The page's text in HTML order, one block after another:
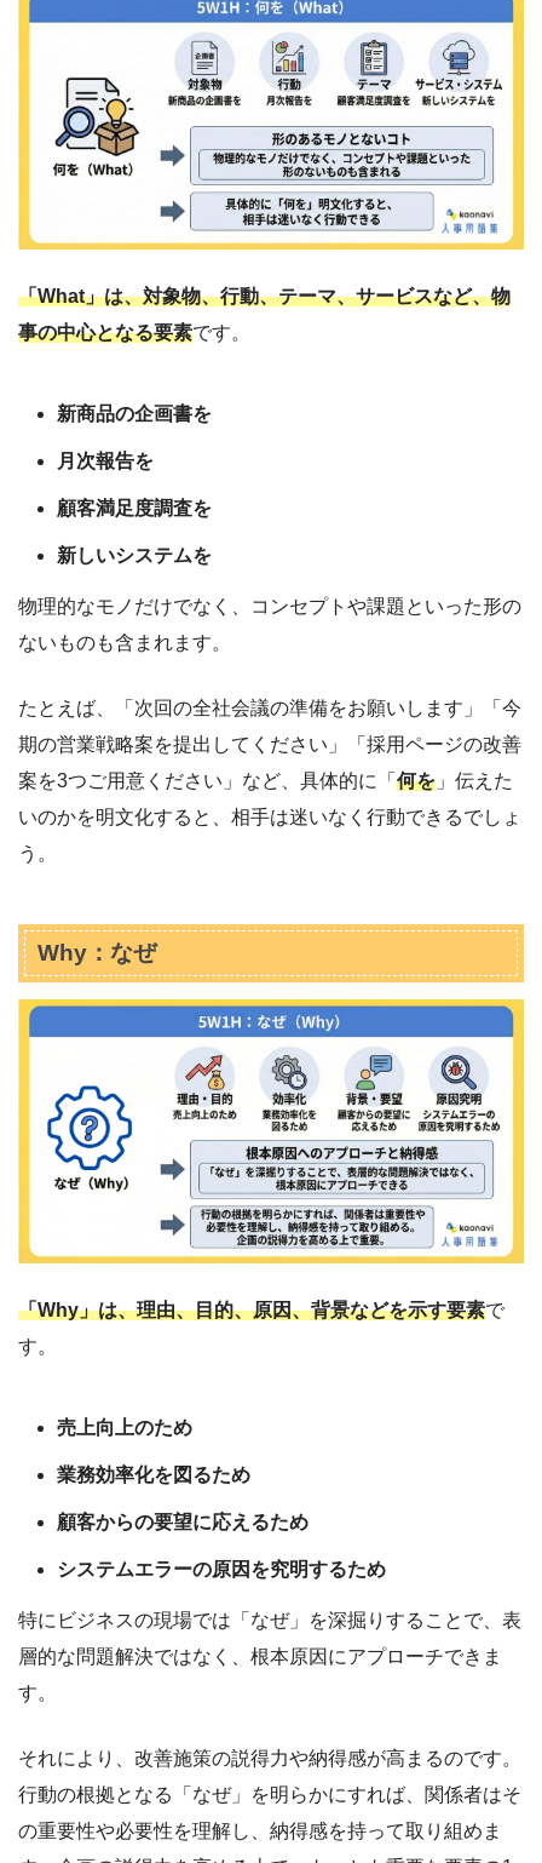
「What」は、対象物、行動、テーマ、サービスなど、物
事の中心となる要素です。
新商品の企画書を
月次報告を
顧客満足度調査を
新しいシステムを
物理的なモノだけでなく、コンセプトや課題といった形の
ないものも含まれます。
たとえば、「次回の全社会議の準備をお願いします」「今
期の営業戦略案を提出してください」「採用ページの改善
案を3つご用意ください」など、具体的に「 何を 」伝えた
いのかを明文化すると、相手は迷いなく行動できるでしょ
う。
Why：なぜ
「Why」は、理由、目的、原因、背景などを示す要素で
す。
売上向上のため
業務効率化を図るため
顧客からの要望に応えるため
システムエラーの原因を究明するため
特にビジネスの現場では「なぜ」を深掘りすることで、表
層的な問題解決ではなく、根本原因にアプローチできま
す。
それにより、改善施策の説得力や納得感が高まるのです。
行動の根拠となる「なぜ」を明らかにすれば、関係者はそ
の重要性や必要性を理解し、納得感を持って取り組めま